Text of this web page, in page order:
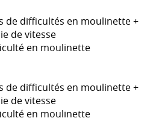
de difficultés en moulinette +
de vitesse
en moulinette
de difficultés en moulinette +
de vitesse
en moulinette